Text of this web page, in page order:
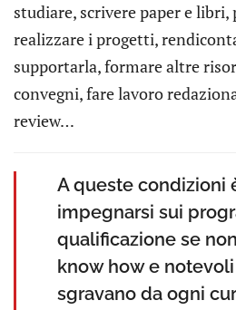
studiare, scrivere paper e libri,
realizzare i progetti,
supportarla, formare altre
convegni, fare lavoro
review…
A queste condizioni
impegnarsi sui
qualificazione se
know how e
sgravano da ogni